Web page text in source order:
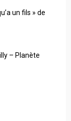
un fils » de
– Planète